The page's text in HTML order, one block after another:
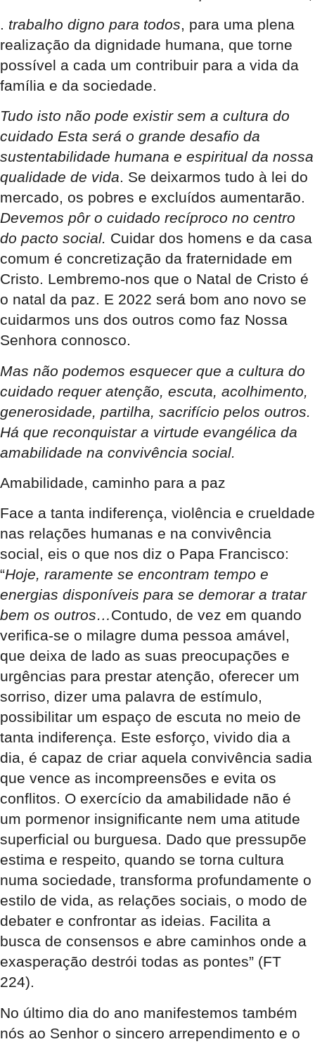
. trabalho digno para todos, para uma plena
realização da dignidade humana, que torne
possível a cada um contribuir para a vida da
família e da sociedade.
Tudo isto não pode existir sem a cultura do
cuidado Esta será o grande desafio da
sustentabilidade humana e espiritual da nossa
qualidade de vida. Se deixarmos tudo à lei do
mercado, os pobres e excluídos aumentarão.
Devemos pôr o cuidado recíproco no centro
do pacto social. Cuidar dos homens e da casa
comum é concretização da fraternidade em
Cristo. Lembremo-nos que o Natal de Cristo é
o natal da paz. E 2022 será bom ano novo se
cuidarmos uns dos outros como faz Nossa
Senhora connosco.
Mas não podemos esquecer que a cultura do
cuidado requer atenção, escuta, acolhimento,
generosidade, partilha, sacrifício pelos outros.
Há que reconquistar a virtude evangélica da
amabilidade na convivência social.
Amabilidade, caminho para a paz
Face a tanta indiferença, violência e crueldade
nas relações humanas e na convivência
social, eis o que nos diz o Papa Francisco:
“Hoje, raramente se encontram tempo e
energias disponíveis para se demorar a tratar
bem os outros…Contudo, de vez em quando
verifica-se o milagre duma pessoa amável,
que deixa de lado as suas preocupações e
urgências para prestar atenção, oferecer um
sorriso, dizer uma palavra de estímulo,
possibilitar um espaço de escuta no meio de
tanta indiferença. Este esforço, vivido dia a
dia, é capaz de criar aquela convivência sadia
que vence as incompreensões e evita os
conflitos. O exercício da amabilidade não é
um pormenor insignificante nem uma atitude
superficial ou burguesa. Dado que pressupõe
estima e respeito, quando se torna cultura
numa sociedade, transforma profundamente o
estilo de vida, as relações sociais, o modo de
debater e confrontar as ideias. Facilita a
busca de consensos e abre caminhos onde a
exasperação destrói todas as pontes” (FT
224).
No último dia do ano manifestemos também
nós ao Senhor o sincero arrependimento e o